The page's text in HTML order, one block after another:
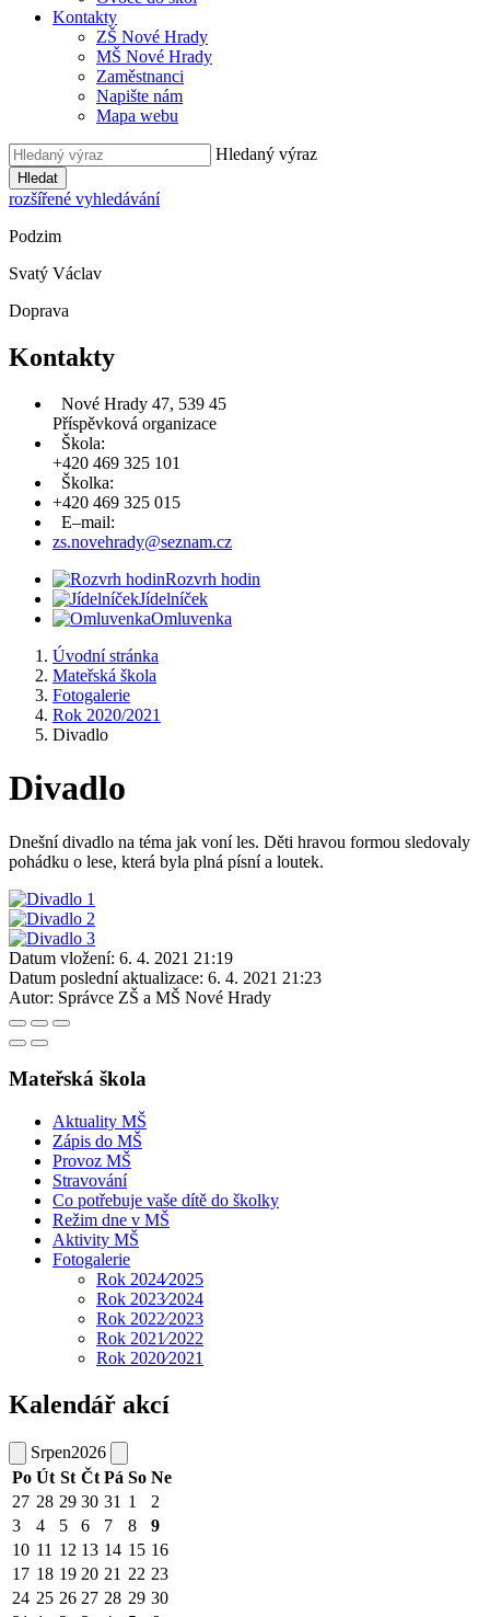
Kontakty
ZŠ Nové Hrady
MŠ Nové Hrady
Zaměstnanci
Napište nám
Mapa webu
Hledaný výraz
Hledat
rozšířené vyhledávání
Podzim
Svatý Václav
Doprava
Kontakty
Nové Hrady 47, 539 45
Příspěvková organizace
Škola:
+420 469 325 101
Školka:
+420 469 325 015
E–mail:
zs.novehrady@seznam.cz
Rozvrh hodin
Jídelníček
Omluvenka
Úvodní stránka
Mateřská škola
Fotogalerie
Rok 2020/2021
Divadlo
Divadlo
Dnešní divadlo na téma jak voní les. Děti hravou formou sledovaly
pohádku o lese, která byla plná písní a loutek.
Datum vložení: 6. 4. 2021 21:19
Datum poslední aktualizace: 6. 4. 2021 21:23
Autor: Správce ZŠ a MŠ Nové Hrady
Mateřská škola
Aktuality MŠ
Zápis do MŠ
Provoz MŠ
Stravování
Co potřebuje vaše dítě do školky
Režim dne v MŠ
Aktivity MŠ
Fotogalerie
Rok 2024⁄2025
Rok 2023⁄2024
Rok 2022⁄2023
Rok 2021⁄2022
Rok 2020⁄2021
Kalendář akcí
Srpen2026
Po Út St Čt Pá So Ne
27 28 29 30 31 1
2
3
4 5 6 7 8
9
10 11 12 13 14 15 16
17 18 19 20 21 22 23
24 25 26 27 28 29 30